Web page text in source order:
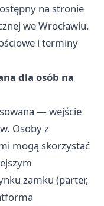
na stronie
we Wrocławiu.
i terminy
dla osób na
— wejście
Osoby z
mogą skorzystać
zamku (parter,